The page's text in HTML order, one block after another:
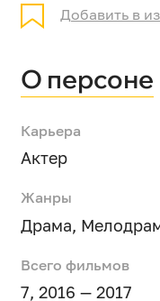
Добавить в
О персоне
Карьера
Актер
Жанры
Драма,
Всего фильмов
7, 2016 — 2017